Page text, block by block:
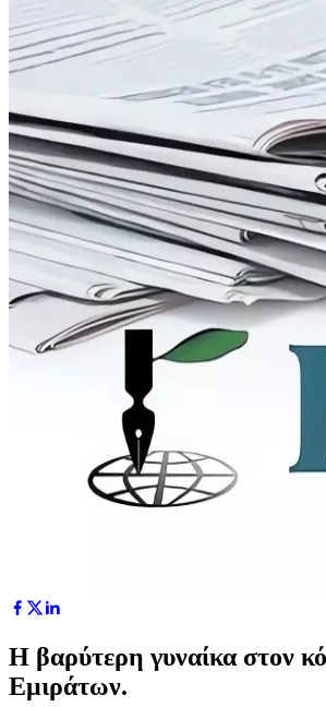
Η βαρύτερη γυναίκα στον
Εμιράτων.